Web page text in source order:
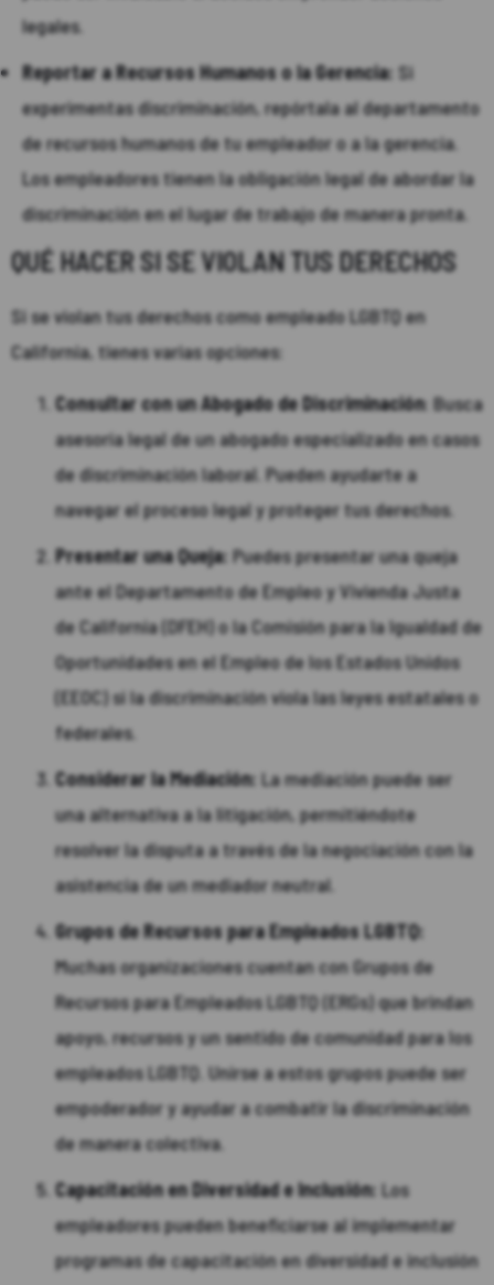
legales.
Reportar a Recursos Humanos o la Gerencia: Si
experimentas discriminación, repórtala al departamento
de recursos humanos de tu empleador o a la gerencia.
Los empleadores tienen la obligación legal de abordar la
discriminación en el lugar de trabajo de manera pronta.
QUÉ HACER SI SE VIOLAN TUS DERECHOS
Si se violan tus derechos como empleado LGBTQ en
California, tienes varias opciones:
Consultar con un Abogado de Discriminación: Busca
asesoría legal de un abogado especializado en casos
de discriminación laboral. Pueden ayudarte a
navegar el proceso legal y proteger tus derechos.
Presentar una Queja: Puedes presentar una queja
ante el Departamento de Empleo y Vivienda Justa
de California (DFEH) o la Comisión para la Igualdad de
Oportunidades en el Empleo de los Estados Unidos
(EEOC) si la discriminación viola las leyes estatales o
federales.
Considerar la Mediación: La mediación puede ser
una alternativa a la litigación, permitiéndote
resolver la disputa a través de la negociación con la
asistencia de un mediador neutral.
Grupos de Recursos para Empleados LGBTQ:
Muchas organizaciones cuentan con Grupos de
Recursos para Empleados LGBTQ (ERGs) que brindan
apoyo, recursos y un sentido de comunidad para los
empleados LGBTQ. Unirse a estos grupos puede ser
empoderador y ayudar a combatir la discriminación
de manera colectiva.
Capacitación en Diversidad e Inclusión: Los
empleadores pueden beneficiarse al implementar
programas de capacitación en diversidad e inclusión